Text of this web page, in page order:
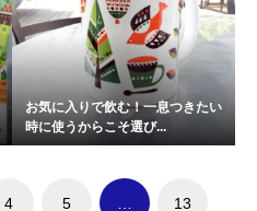
お気に入りで飲む！一息つきたい
時に使うからこそ選び...
4 5 13